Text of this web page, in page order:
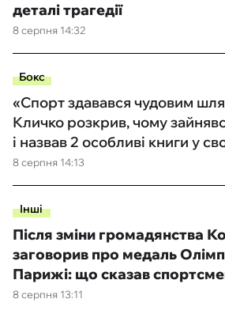
8 серпня 14:32
деталі трагедії
Бокс
8 серпня 14:13
«Спорт здавався чудовим
Кличко розкрив, чому
і назвав 2 особливі книги у
Інші
8 серпня 13:11
Після зміни громадянства
заговорив про медаль
Парижі: що сказав